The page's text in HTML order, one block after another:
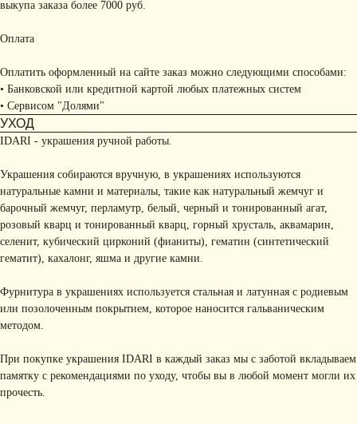
выкупа заказа более 7000 руб.
Оплата
Оплатить оформленный на сайте заказ можно следующими способами:
• Банковской или кредитной картой любых платежных систем
• Сервисом "Долями"
УХОД
IDARI - украшения ручной работы.
Украшения собираются вручную, в украшениях используются
натуральные камни и материалы, такие как натуральный жемчуг и
барочный жемчуг, перламутр, белый, черный и тонированный агат,
розовый кварц и тонированный кварц, горный хрусталь, аквамарин,
селенит, кубический цирконий (фианиты), гематин (синтетический
гематит), кахалонг, яшма и другие камни.
Фурнитура в украшениях используется стальная и латунная с родиевым
или позолоченным покрытием, которое наносится гальваническим
методом.
При покупке украшения IDARI в каждый заказ мы с заботой вкладываем
памятку с рекомендациями по уходу, чтобы вы в любой момент могли их
прочесть.